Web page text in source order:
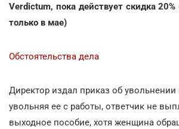
Verdictum, пока действует скидка 20%
только в мае)
Обстоятельства дела
Директор издал приказ об
увольняя ее с работы, ответчик не
выходное пособие, хотя женщина